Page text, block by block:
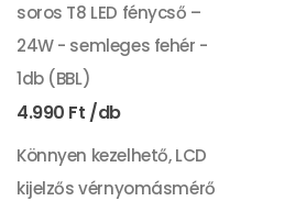
soros T8 LED fénycső –
24W - semleges fehér -
1db (BBL)
4.990 Ft
Könnyen kezelhető, LCD
kijelzős vérnyomásmérő